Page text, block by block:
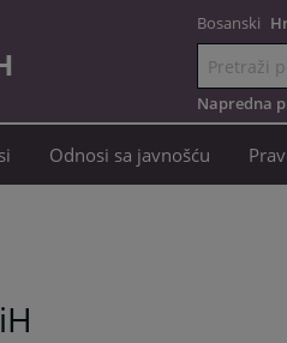
sadržaj
Bosanski
Napredna
Odnosi sa javnošću